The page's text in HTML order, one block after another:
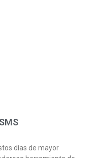
días de mayor